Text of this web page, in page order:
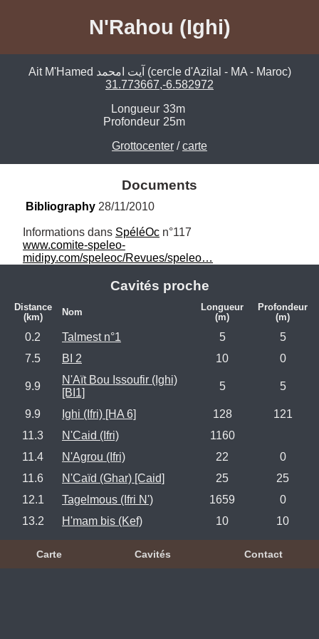
N'Rahou (Ighi)
Ait M'Hamed آيت امحمد (cercle d'Azilal - MA - Maroc)
31.773667,-6.582972
Longueur 33m
Profondeur 25m
Grottocenter /carte
Documents
Bibliography 28/11/2010
Informations dans SpéléOc
www.comite-speleo-
midipy.com/speleoc/Revues/speleo…
Cavités proche
Distance
(km)
Nom
Longueur
(m)
Profondeur
(m)
0.2 Talmest n°1 5
5
7.5
BI 2 10 0
9.9
N'Aït Bou Issoufir (Ighi)
[BI1]
5 5
9.9 Ighi (Ifri) [HA 6] 128
121
11.3
N'Caid (Ifri)
1160
11.4
N'Agrou (Ifri) 22
0
11.6
N'Caïd (Ghar) [Caid] 25
25
12.1
Tagelmous (Ifri N') 1659
0
13.2
H'mam bis (Kef) 10 10
Carte Cavités Contact